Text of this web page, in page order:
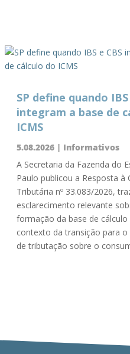
SP define quando IBS
integram a base de
ICMS
5.08.2026| Informativos
A Secretaria da Fazenda do
Paulo publicou a Resposta à
Tributária nº 33.083/2026,
esclarecimento relevante
formação da base de cálculo
contexto da transição para
de tributação sobre o